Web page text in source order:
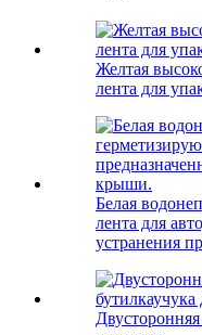
Желтая
лента для
Белая
лента для
устранения